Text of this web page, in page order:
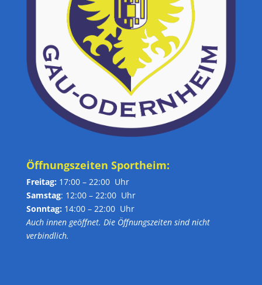
Öffnungszeiten Sportheim:
Freitag: 17:00 – 22:00 Uhr
Samstag: 12:00 – 22:00 Uhr
Sonntag: 14:00 – 22:00 Uhr
Auch innen geöffnet. Die Öffnungszeiten sind nicht
verbindlich.